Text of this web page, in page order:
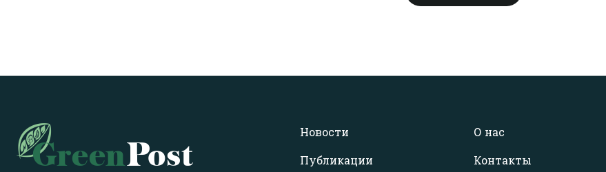
Новости
Публикации
О нас
Контакты